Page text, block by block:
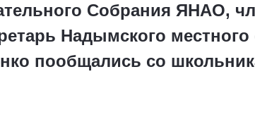
Собрания ЯНАО,
Надымского
пообщались со